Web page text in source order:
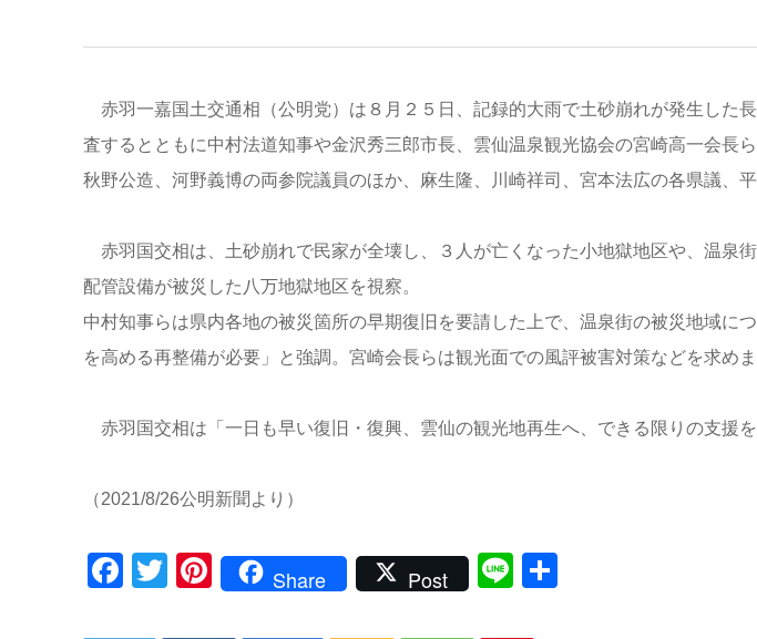
赤羽一嘉国土交通相（公明党）は８月２５日、記録的大雨で土砂崩れが発生した
査するとともに中村法道知事や金沢秀三郎市長、雲仙温泉観光協会の宮崎高一会長
秋野公造、河野義博の両参院議員のほか、麻生隆、川崎祥司、宮本法広の各県議、
赤羽国交相は、土砂崩れで民家が全壊し、３人が亡くなった小地獄地区や、温泉
配管設備が被災した八万地獄地区を視察。
中村知事らは県内各地の被災箇所の早期復旧を要請した上で、温泉街の被災地域に
を高める再整備が必要」と強調。宮崎会長らは観光面での風評被害対策などを求めま
赤羽国交相は「一日も早い復旧・復興、雲仙の観光地再生へ、できる限りの支援を
（2021/8/26公明新聞より）
Facebook
TwitterPinterest
Share Post Line